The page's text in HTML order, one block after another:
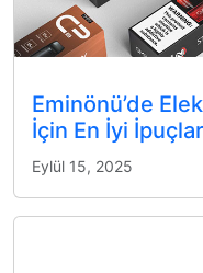
Eminönü’de
İçin En İyi
Eylül 15, 2025